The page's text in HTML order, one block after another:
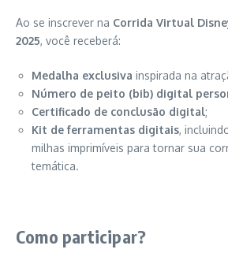
Ao se inscrever na Corrida Virtual
2025, você receberá:
Medalha exclusiva inspirada na
Número de peito (bib) digital
Certificado de conclusão digital;
Kit de ferramentas digitais,
milhas imprimíveis para tornar sua
temática.
Como participar?